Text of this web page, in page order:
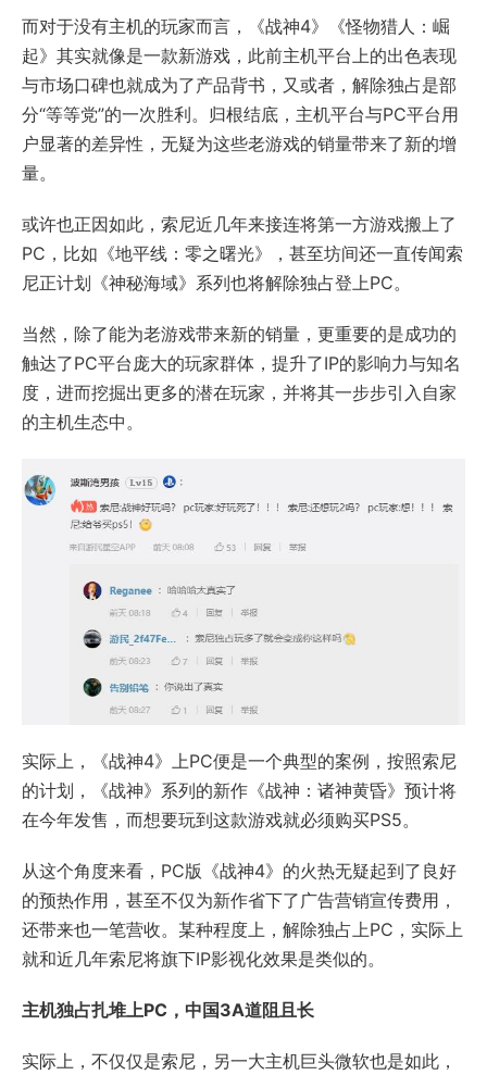
而对于没有主机的玩家而言，《战神4》《怪物猎人：崛
起》其实就像是一款新游戏，此前主机平台上的出色表现
与市场口碑也就成为了产品背书，又或者，解除独占是部
分“等等党”的一次胜利。归根结底，主机平台与PC平台用
户显著的差异性，无疑为这些老游戏的销量带来了新的增
量。
或许也正因如此，索尼近几年来接连将第一方游戏搬上了
PC，比如《地平线：零之曙光》，甚至坊间还一直传闻索
尼正计划《神秘海域》系列也将解除独占登上PC。
当然，除了能为老游戏带来新的销量，更重要的是成功的
触达了PC平台庞大的玩家群体，提升了IP的影响力与知名
度，进而挖掘出更多的潜在玩家，并将其一步步引入自家
的主机生态中。
实际上，《战神4》上PC便是一个典型的案例，按照索尼
的计划，《战神》系列的新作《战神：诸神黄昏》预计将
在今年发售，而想要玩到这款游戏就必须购买PS5。
从这个角度来看，PC版《战神4》的火热无疑起到了良好
的预热作用，甚至不仅为新作省下了广告营销宣传费用，
还带来也一笔营收。某种程度上，解除独占上PC，实际上
就和近几年索尼将旗下IP影视化效果是类似的。
主机独占扎堆上PC ，中国3A道阻且长
实际上，不仅仅是索尼，另一大主机巨头微软也是如此，